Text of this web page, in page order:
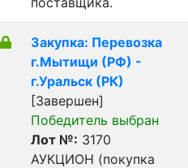
Закупка: Перевозка
г.Мытищи (РФ) -
г.Уральск (РК)
[Завершен]
Победитель выбран
Лот №: 3170
АУКЦИОН (покупка